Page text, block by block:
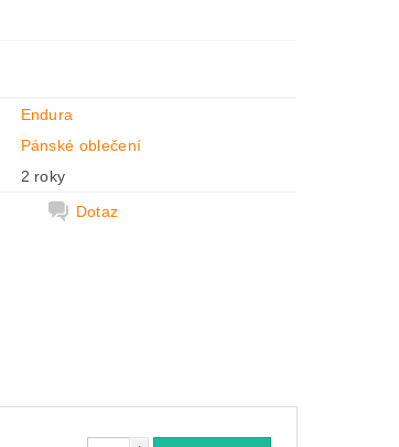
Endura
Pánské oblečení
2 roky
Dotaz